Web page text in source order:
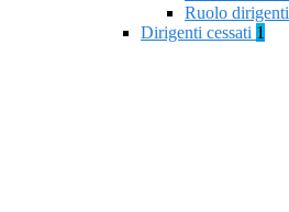
Ruolo dirigenti
Dirigenti cessati 1